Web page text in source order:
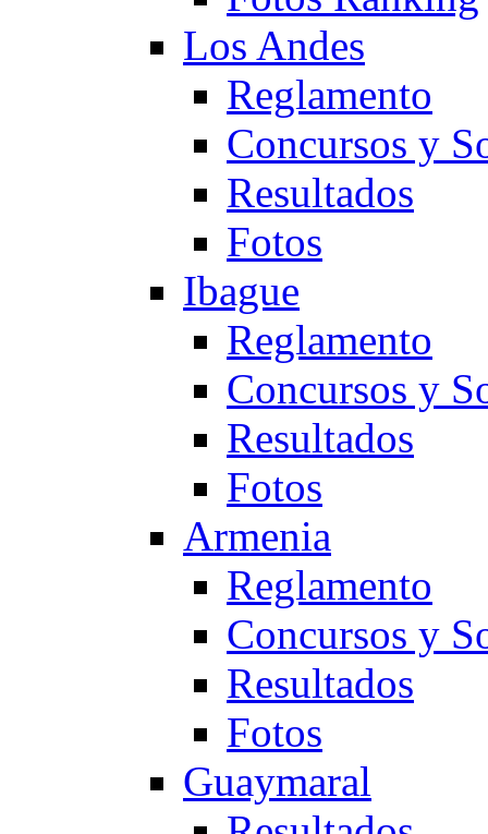
Los Andes
Reglamento
Concursos y
Resultados
Fotos
Ibague
Reglamento
Concursos y
Resultados
Fotos
Armenia
Reglamento
Concursos y
Resultados
Fotos
Guaymaral